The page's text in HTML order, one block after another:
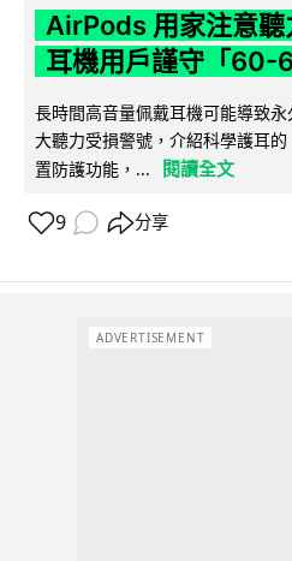
AirPods 用家注意聽
耳機用戶謹守「60-
長時間高音量佩戴耳機可能導致
大聽力受損警號，介紹科學護耳
置防護功能，...
閱讀全文
9 分享
ADVERTISEMENT